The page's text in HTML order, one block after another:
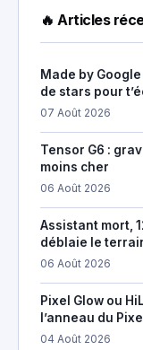
🔥 Articles
Made by
de stars pour
07 Août 2026
Tensor G6 :
moins cher
06 Août 2026
Assistant mort,
déblaie le
06 Août 2026
Pixel Glow ou
l’anneau du
04 Août 2026